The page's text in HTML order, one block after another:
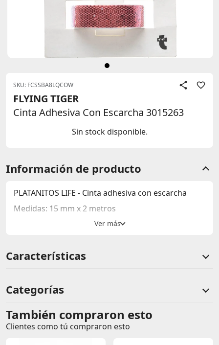
SKU: FCSSBA8LQCOW
FLYING TIGER
Cinta Adhesiva Con Escarcha 3015263
Sin stock disponible.
Información de producto
PLATANITOS LIFE - Cinta adhesiva con escarcha
Medidas: 15 mm x 2 metros
Características
Categorías
Comentarios de clientes
Comentarios de clientes que compraron este producto
También compraron esto
Clientes como tú compraron esto